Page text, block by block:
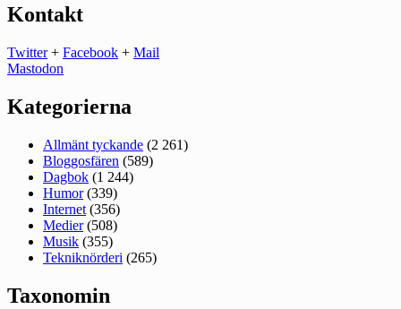
Kontakt
Twitter+ Facebook + Mail
Mastodon
Kategorierna
Allmänt tyckande (2 261)
Bloggosfären (589)
Dagbok (1 244)
Humor(339)
Internet (356)
Medier(508)
Musik (355)
Tekniknörderi (265)
Taxonomin